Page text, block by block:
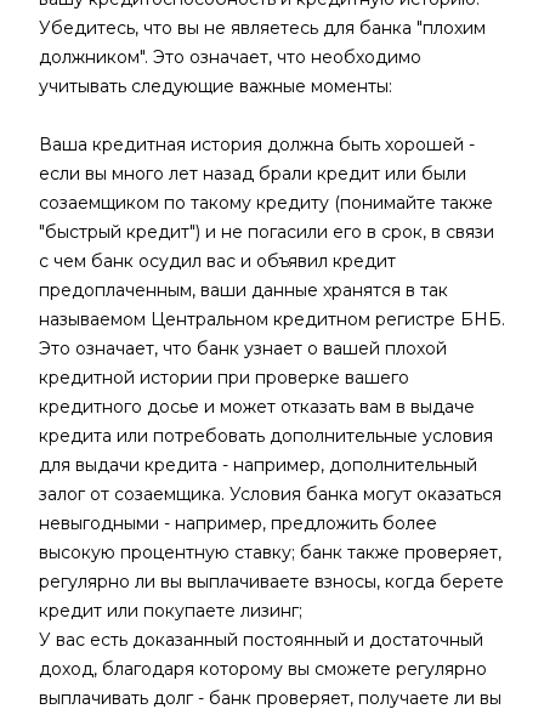
Убедитесь, что вы не являетесь для банка "плохим
должником". Это означает, что необходимо
учитывать следующие важные моменты:
Ваша кредитная история должна быть хорошей -
если вы много лет назад брали кредит или были
созаемщиком по такому кредиту (понимайте также
"быстрый кредит") и не погасили его в срок, в связи
с чем банк осудил вас и объявил кредит
предоплаченным, ваши данные хранятся в так
называемом Центральном кредитном регистре БНБ.
Это означает, что банк узнает о вашей плохой
кредитной истории при проверке вашего
кредитного досье и может отказать вам в выдаче
кредита или потребовать дополнительные условия
для выдачи кредита - например, дополнительный
залог от созаемщика. Условия банка могут оказаться
невыгодными - например, предложить более
высокую процентную ставку; банк также проверяет,
регулярно ли вы выплачиваете взносы, когда берете
кредит или покупаете лизинг;
У вас есть доказанный постоянный и достаточный
доход, благодаря которому вы сможете регулярно
выплачивать долг - банк проверяет, получаете ли вы